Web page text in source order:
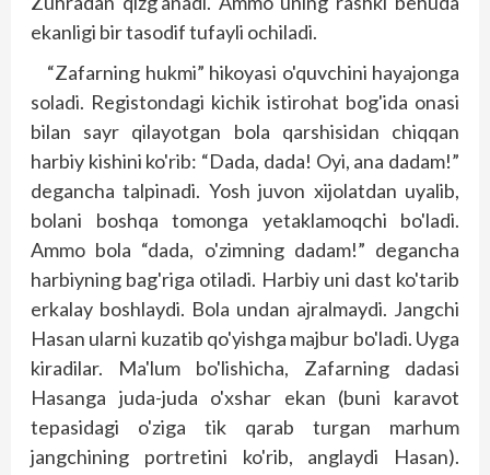
ekanligi bir tasodif tufayli ochiladi.
“Zafarning hukmi” hikoyasi o'quvchini hayajonga
soladi. Registondagi kichik istirohat bog'ida onasi
bilan sayr qilayotgan bola qarshisidan chiqqan
harbiy kishini ko'rib: “Dada, dada! Oyi, ana dadam!”
degancha talpinadi. Yosh juvon xijolatdan uyalib,
bolani boshqa tomonga yetaklamoqchi bo'ladi.
Ammo bola “dada, o'zimning dadam!” degancha
harbiyning bag'riga otiladi. Harbiy uni dast ko'tarib
erkalay boshlaydi. Bola undan ajralmaydi. Jangchi
Hasan ularni kuzatib qo'yishga majbur bo'ladi. Uyga
kiradilar. Ma'lum bo'lishicha, Zafarning dadasi
Hasanga juda-juda o'xshar ekan (buni karavot
tepasidagi o'ziga tik qarab turgan marhum
jangchining portretini ko'rib, anglaydi Hasan).